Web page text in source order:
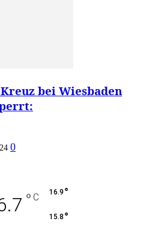
bei Wiesbaden
0
° C 16.9 °
15.8 °